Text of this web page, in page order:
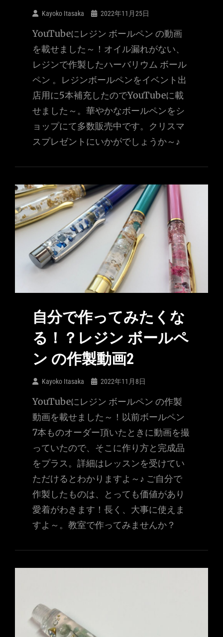
Kayoko Itasaka 2022年11月25日
YouTubeにレジン ボールペン の動画
を載せました～！オイル漏れがない、
レジンで作製したハーバリウム ボール
ペン 。レジンボールペンをイベント出
店用に5本補充したのでYouTubeに載
せました～。華やかなボールペンをシ
ョップにて多数販売中です。クリスマ
スプレゼントにいかがでしょうか～♪
自分で作ってみたくな
る！？レジン ボールペ
ン の作製動画2
Kayoko Itasaka 2022年11月8日
YouTubeにレジン ボールペン の作製
動画を載せました～！以前ボールペン
7本ものオーダー頂いたときに動画を撮
っていたので、そこに作り方と完成品
をプラス。詳細はレッスンを受けてい
ただけるとわかりますよ～♪ ご自分で
作製したものは、とっても価値があり
愛着がわきます！長く、大事に使えま
すよ～。教室で作ってみませんか？